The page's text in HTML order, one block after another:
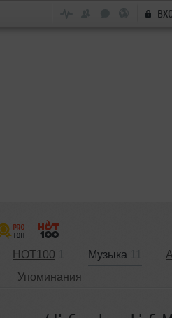
HOT100 Музыка
Упоминания